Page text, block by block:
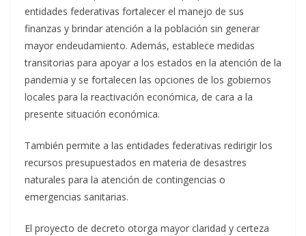
entidades federativas fortalecer el manejo de sus
finanzas y brindar atención a la población sin generar
mayor endeudamiento. Además, establece medidas
transitorias para apoyar a los estados en la atención de la
pandemia y se fortalecen las opciones de los gobiernos
locales para la reactivación económica, de cara a la
presente situación económica.
También permite a las entidades federativas redirigir los
recursos presupuestados en materia de desastres
naturales para la atención de contingencias o
emergencias sanitarias.
El proyecto de decreto otorga mayor claridad y certeza